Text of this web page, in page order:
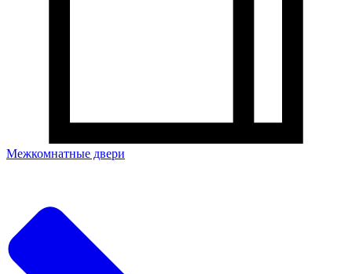
Межкомнатные двери